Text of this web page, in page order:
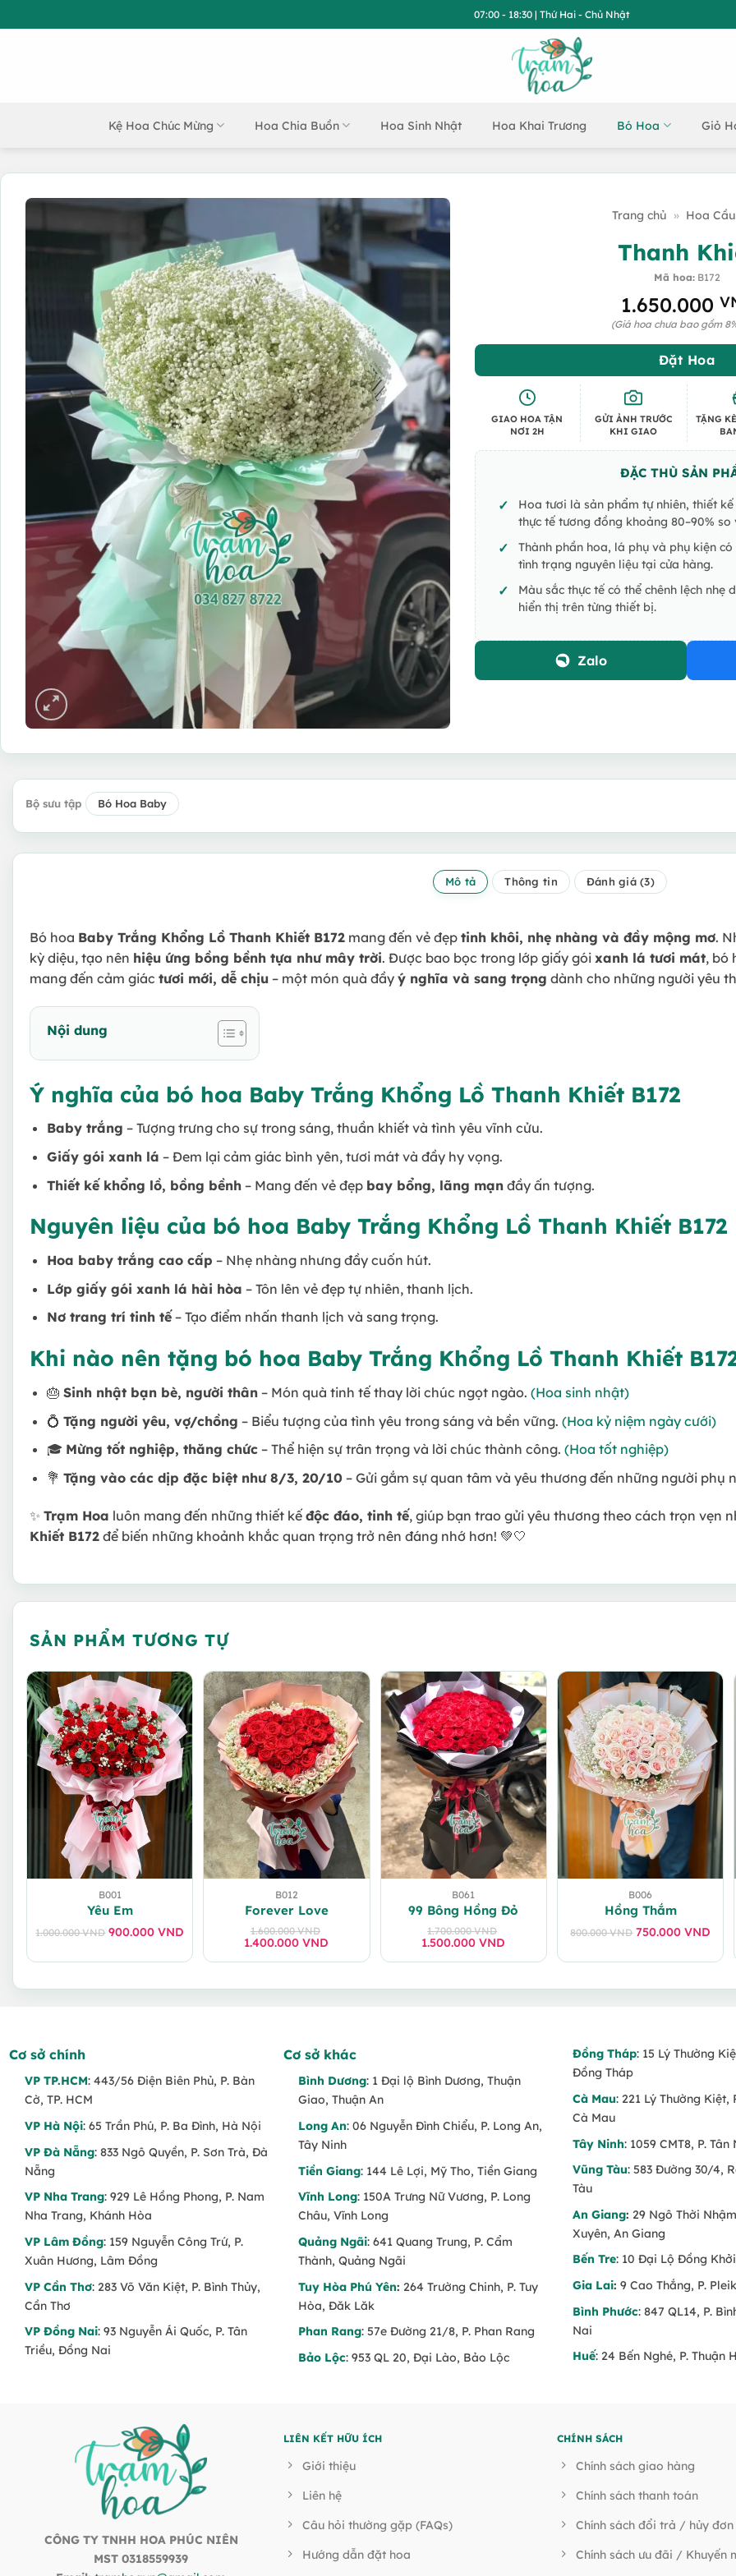
qua
07:00 - 18:30 | Thứ Hai - Chủ Nhật
Kệ Hoa Chúc Mừng Hoa Chia Buồn Hoa Sinh Nhật Hoa Khai Trương Bó Hoa Giỏ
Trang chủ » Hoa
Thanh
Mã hoa:B172
1.650.000
(Giá hoa chưa bao gồm
Đặt Hoa
GIAO HOA TẬN
NƠI 2H
GỬI ẢNH TRƯỚC
KHI GIAO
TẶNG
ĐẶC THÙ SẢN
Hoa tươi là sản phẩm tự nhiên, thiết
thực tế tương đồng khoảng 80–90% so
Thành phần hoa, lá phụ và phụ kiện
tình trạng nguyên liệu tại cửa hàng.
Màu sắc thực tế có thể chênh lệch nhẹ
hiển thị trên từng thiết bị.
Zalo
Bộ sưu tập Bó Hoa Baby
Mô tả Thông tin Đánh giá (3)
Bó hoa Baby Trắng Khổng Lồ Thanh Khiết B172 mang đến vẻ đẹp tinh khôi, nhẹ nhàng và đầy mộng mơ.
kỳ diệu, tạo nên hiệu ứng bồng bềnh tựa như mây trời. Được bao bọc trong lớp giấy gói xanh lá tươi mát, bó
mang đến cảm giác tươi mới, dễ chịu – một món quà đầy ý nghĩa và sang trọng dành cho những người yêu
Nội dung
Ý nghĩa của bó hoa Baby Trắng Khổng Lồ Thanh Khiết B172
Baby trắng – Tượng trưng cho sự trong sáng, thuần khiết và tình yêu vĩnh cửu.
Giấy gói xanh lá – Đem lại cảm giác bình yên, tươi mát và đầy hy vọng.
Thiết kế khổng lồ, bồng bềnh– Mang đến vẻ đẹp bay bổng, lãng mạnđầy ấn tượng.
Nguyên liệu của bó hoa Baby Trắng Khổng Lồ Thanh Khiết B172
Hoa baby trắng cao cấp – Nhẹ nhàng nhưng đầy cuốn hút.
Lớp giấy gói xanh lá hài hòa – Tôn lên vẻ đẹp tự nhiên, thanh lịch.
Nơ trang trí tinh tế– Tạo điểm nhấn thanh lịch và sang trọng.
Khi nào nên tặng bó hoa Baby Trắng Khổng Lồ Thanh Khiết
🎂 Sinh nhật bạn bè, người thân– Món quà tinh tế thay lời chúc ngọt ngào. (Hoa sinh nhật)
💍 Tặng người yêu, vợ/chồng – Biểu tượng của tình yêu trong sáng và bền vững. (Hoa kỷ niệm ngày cưới)
🎓 Mừng tốt nghiệp, thăng chức– Thể hiện sự trân trọng và lời chúc thành công. (Hoa tốt nghiệp)
💐 Tặng vào các dịp đặc biệt như 8/3, 20/10– Gửi gắm sự quan tâm và yêu thương đến những người phụ
✨ Trạm Hoa luôn mang đến những thiết kếđộc đáo, tinh tế, giúp bạn trao gửi yêu thương theo cách trọn vẹn
Khiết B172 để biến những khoảnh khắc quan trọng trở nên đáng nhớ hơn! 💚🤍
SẢN PHẨM TƯƠNG TỰ
B001
Yêu Em
1.000.000VND Giá
là:
900.000 VND
Giá
tại
900.000 VND.
B012
Forever Love
1.600.000VND
Giá
1.400.000VND
Giá
B061
99 Bông Hồng Đỏ
1.700.000VND
Giá
1.500.000VND
Giá
B006
Hồng Thắm
800.000VND Giá
là:
750.000 VND
Giá
tại
750.000 VND.
Cơ sở chính
VP TP.HCM: 443/56 Điện Biên Phủ, P. Bàn
Cờ, TP. HCM
VP Hà Nội: 65 Trần Phú, P. Ba Đình, Hà Nội
VP Đà Nẵng: 833 Ngô Quyền, P. Sơn Trà, Đà
Nẵng
VP Nha Trang: 929 Lê Hồng Phong, P. Nam
Nha Trang, Khánh Hòa
VP Lâm Đồng: 159 Nguyễn Công Trứ, P.
Xuân Hương, Lâm Đồng
VP Cần Thơ: 283 Võ Văn Kiệt, P. Bình Thủy,
Cần Thơ
VP Đồng Nai: 93 Nguyễn Ái Quốc, P. Tân
Triều, Đồng Nai
Cơ sở khác
Bình Dương: 1 Đại lộ Bình Dương, Thuận
Giao, Thuận An
Long An: 06 Nguyễn Đình Chiểu, P. Long An,
Tây Ninh
Tiền Giang: 144 Lê Lợi, Mỹ Tho, Tiền Giang
Vĩnh Long: 150A Trưng Nữ Vương, P. Long
Châu, Vĩnh Long
Quảng Ngãi: 641 Quang Trung, P. Cẩm
Thành, Quảng Ngãi
Tuy Hòa Phú Yên: 264 Trường Chinh, P. Tuy
Hòa, Đăk Lăk
Phan Rang: 57e Đường 21/8, P. Phan Rang
Bảo Lộc: 953 QL 20, Đại Lào, Bảo Lộc
Đồng Tháp: 15 Lý Thường
Đồng Tháp
Cà Mau: 221 Lý Thường Kiệt,
Cà Mau
Tây Ninh: 1059 CMT8, P.
Vũng Tàu: 583 Đường 30/4,
Tàu
An Giang: 29 Ngô Thời
Xuyên, An Giang
Bến Tre: 10 Đại Lộ Đồng
Gia Lai: 9 Cao Thắng, P.
Bình Phước: 847 QL14, P.
Nai
Huế: 24 Bến Nghé, P. Thuận
CÔNG TY TNHH HOA PHÚC NIÊN
MST 0318559939
LIÊN KẾT HỮU ÍCH
Giới thiệu
Liên hệ
Câu hỏi thường gặp (FAQs)
Hướng dẫn đặt hoa
CHÍNH SÁCH
Chính sách giao hàng
Chính sách thanh toán
Chính sách đổi trả / hủy đơn
Chính sách ưu đãi / Khuyến